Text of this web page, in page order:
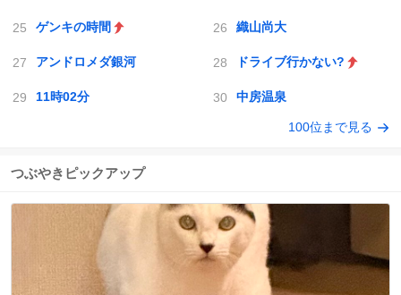
ゲンキの時間 織山尚大
アンドロメダ銀河 ドライブ行かない?
11時02分 中房温泉
100位まで見る
つぶやきピックアップ